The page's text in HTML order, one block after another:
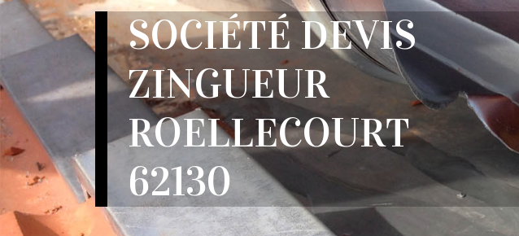
SOCIÉTÉ DEVIS
ZINGUEUR
ROELLECOURT
62130